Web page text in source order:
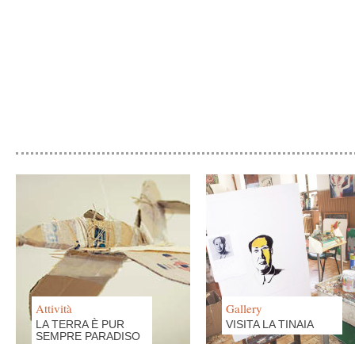
Attività
LA TERRA È PUR
SEMPRE PARADISO
Gallery
VISITA LA TINAIA